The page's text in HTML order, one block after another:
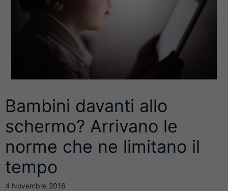
Bambini davanti allo
schermo? Arrivano le
norme che ne limitano il
tempo
4 Novembre 2016